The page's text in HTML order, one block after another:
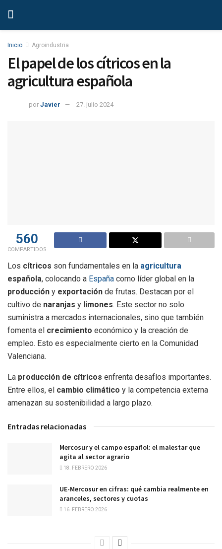
Inicio Agroindustria
El papel de los cítricos en la
agricultura española
por Javier 27. julio 2024
560
COMPARTIDOS
Los cítricos son fundamentales en la agricultura
española, colocando a España como líder global en la
producción y exportación de frutas. Destacan por el
cultivo de naranjas y limones. Este sector no solo
suministra a mercados internacionales, sino que también
fomenta el crecimiento económico y la creación de
empleo. Esto es especialmente cierto en la Comunidad
Valenciana.
La producción de cítricos enfrenta desafíos importantes.
Entre ellos, el cambio climático y la competencia externa
amenazan su sostenibilidad a largo plazo.
Entradas relacionadas
Mercosur y el campo español: el malestar que
agita al sector agrario
18. FEBRERO 2026
UE-Mercosur en cifras: qué cambia realmente en
aranceles, sectores y cuotas
16. FEBRERO 2026